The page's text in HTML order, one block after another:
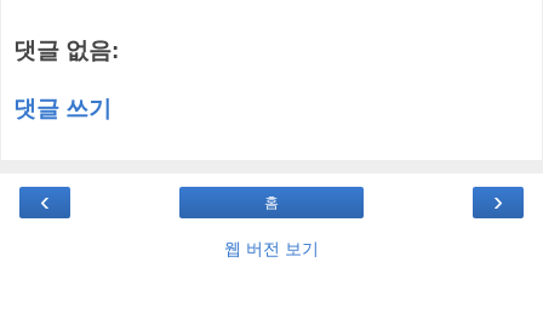
댓글 없음:
댓글 쓰기
‹ ›
홈
웹 버전 보기